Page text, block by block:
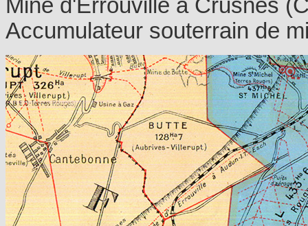
Mine d'Errouville à Crusnes
Accumulateur souterrain de